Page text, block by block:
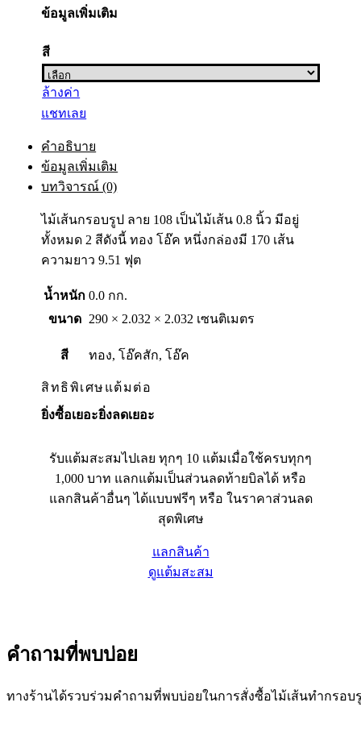
ข้อมูลเพิ่มเติม
สี
ล้างค่า
แชทเลย
คำอธิบาย
ข้อมูลเพิ่มเติม
บทวิจารณ์ (0)
ไม้เส้นกรอบรูป ลาย 108 เป็นไม้เส้น 0.8 นิ้ว มีอยู่
ทั้งหมด 2 สีดังนี้ ทอง โอ๊ค หนึ่งกล่องมี 170 เส้น
ความยาว 9.51 ฟุต
น้ำหนัก 0.0 กก.
ขนาด
290 × 2.032 × 2.032 เซนติเมตร
สี ทอง, โอ๊คสัก, โอ๊ค
ยิ่งซื้อเยอะยิ่งลดเยอะ
สิทธิพิเศษแต้มต่อ
รับแต้มสะสมไปเลย ทุกๆ 10 แต้มเมื่อใช้ครบทุกๆ
1,000 บาท แลกแต้มเป็นส่วนลดท้ายบิลได้ หรือ
แลกสินค้าอื่นๆ ได้แบบฟรีๆ หรือ ในราคาส่วนลด
สุดพิเศษ
แลกสินค้า
ดูแต้มสะสม
คำถามที่พบบ่อย
ทางร้านได้รวบร่วมคำถามที่พบบ่อยในการสั่งซื้อไม้เส้นทำกรอ